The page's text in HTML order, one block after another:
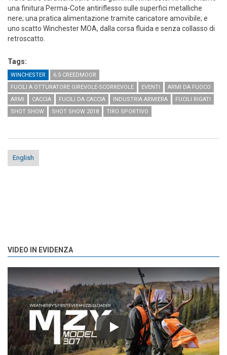
una finitura Perma-Cote antiriflesso sulle superfici metalliche
nere; una pratica alimentazione tramite caricatore amovibile; e
uno scatto Winchester MOA, dalla corsa fluida e senza collasso di
retroscatto.
Tags:
WINCHESTER
6.5 CREEDMOOR
FUCILI A OTTURATORE GIREVOLE-SCORREVOLE
EVENTI
ARMI DA FUOCO
ARMI
CACCIA FUCILI DA CACCIA INDUSTRIA ARMIERA
FUCILI RIGATI
SHOT SHOW
SHOT SHOW 2018 TIRO SPORTIVO
English
VIDEO IN EVIDENZA
Play